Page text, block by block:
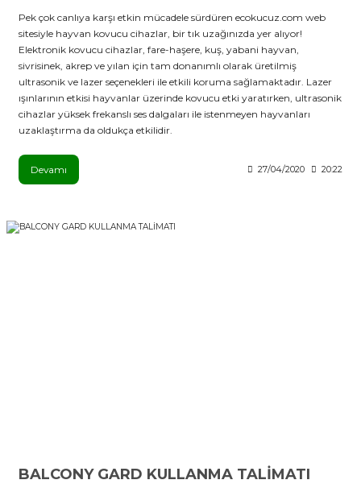
Pek çok canlıya karşı etkin mücadele sürdüren ecokucuz.com web
sitesiyle hayvan kovucu cihazlar, bir tık uzağınızda yer alıyor!
Elektronik kovucu cihazlar, fare-haşere, kuş, yabani hayvan,
sivrisinek, akrep ve yılan için tam donanımlı olarak üretilmiş
ultrasonik ve lazer seçenekleri ile etkili koruma sağlamaktadır. Lazer
ışınlarının etkisi hayvanlar üzerinde kovucu etki yaratırken, ultrasonik
cihazlar yüksek frekanslı ses dalgaları ile istenmeyen hayvanları
uzaklaştırma da oldukça etkilidir.
Devamı 27/04/2020 20:22
BALCONY GARD KULLANMA TALİMATI